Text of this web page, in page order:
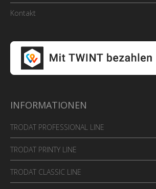
Kontakt
INFORMATIONEN
TRODAT PROFESSIONAL LINE
TRODAT PRINTY LINE
TRODAT CLASSIC LINE